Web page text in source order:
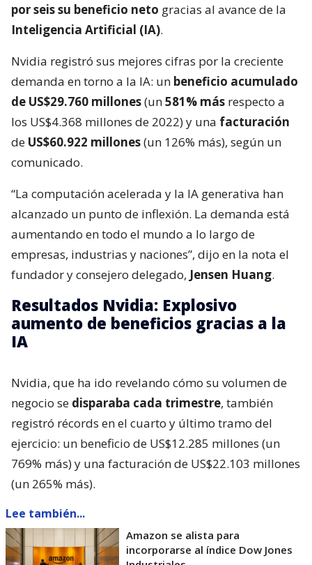
por seis su beneficio neto gracias al avance de la
Inteligencia Artificial (IA).
Nvidia registró sus mejores cifras por la creciente
demanda en torno a la IA: un beneficio acumulado
de US$29.760 millones(un581% más respecto a
los US$4.368 millones de 2022) y una facturación
de US$60.922 millones(un 126% más), según un
comunicado.
“La computación acelerada y la IA generativa han
alcanzado un punto de inflexión. La demanda está
aumentando en todo el mundo a lo largo de
empresas, industrias y naciones”, dijo en la nota el
fundador y consejero delegado, Jensen Huang.
Resultados Nvidia: Explosivo
aumento de beneficios gracias a la
IA
Nvidia, que ha ido revelando cómo su volumen de
negocio se disparaba cada trimestre, también
registró récords en el cuarto y último tramo del
ejercicio: un beneficio de US$12.285 millones (un
769% más) y una facturación de US$22.103 millones
(un 265% más).
Lee también...
Amazon se alista para
incorporarse al índice Dow Jones